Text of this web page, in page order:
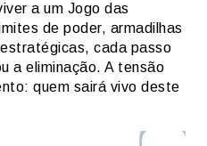
a um Jogo das
de poder, armadilhas
cada passo
a eliminação. A tensão
quem sairá vivo deste